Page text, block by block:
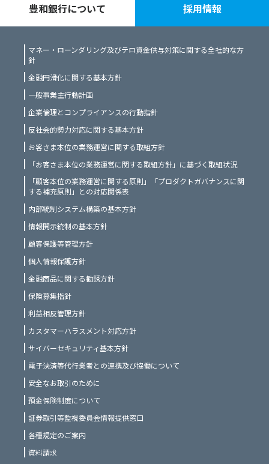
豊和銀行について 採用情報
マネー・ローンダリング及びテロ資金供与対策に関する全社的な方
針
金融円滑化に関する基本方針
一般事業主行動計画
企業倫理とコンプライアンスの行動指針
反社会的勢力対応に関する基本方針
お客さま本位の業務運営に関する取組方針
「お客さま本位の業務運営に関する取組方針」に基づく取組状況
「顧客本位の業務運営に関する原則」「プロダクトガバナンスに関
する補充原則」との対応関係表
内部統制システム構築の基本方針
情報開示統制の基本方針
顧客保護等管理方針
個人情報保護方針
金融商品に関する勧誘方針
保険募集指針
利益相反管理方針
カスタマーハラスメント対応方針
サイバーセキュリティ基本方針
電子決済等代行業者との連携及び協働について
安全なお取引のために
預金保険制度について
証券取引等監視委員会情報提供窓口
各種規定のご案内
資料請求